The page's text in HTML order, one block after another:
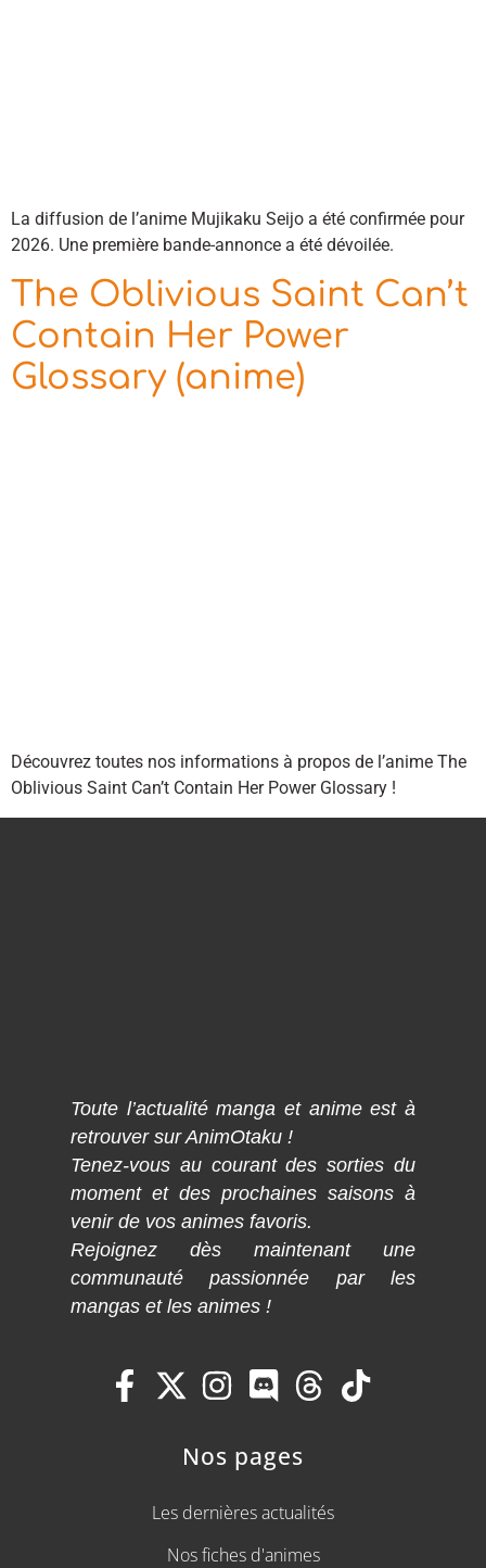
La diffusion de l’anime Mujikaku Seijo a été confirmée pour
2026. Une première bande-annonce a été dévoilée.
The Oblivious Saint Can’t
Contain Her Power
Glossary (anime)
Découvrez toutes nos informations à propos de l’anime The
Oblivious Saint Can’t Contain Her Power Glossary !
Toute l’actualité manga et anime est à
retrouver sur AnimOtaku !
Tenez-vous au courant des sorties du
moment et des prochaines saisons à
venir de vos animes favoris.
Rejoignez dès maintenant une
communauté passionnée par les
mangas et les animes !
Nos pages
Les dernières actualités
Nos fiches d'animes